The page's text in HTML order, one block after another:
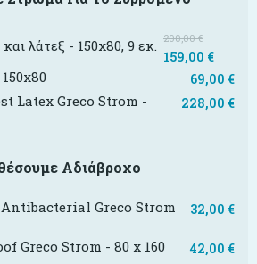
λάτεξ - 150x80, 9 εκ. 200,00€
159,00 €
69,00 €
Latex Greco Strom -
228,00 €
Αδιάβροχο
Greco Strom
32,00 €
Greco Strom - 80 x 160
42,00 €